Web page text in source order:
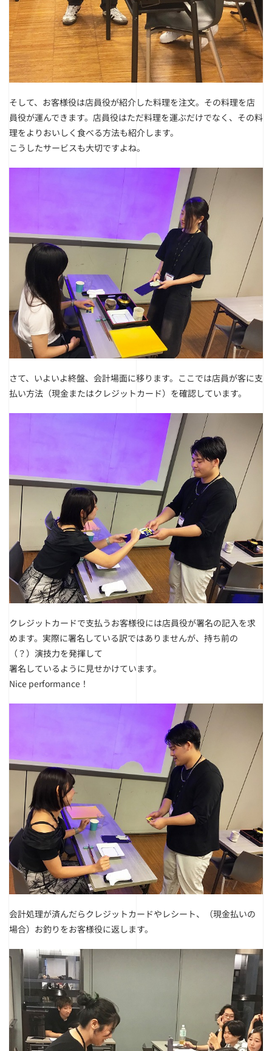
そして、お客様役は店員役が紹介した料理を注文。その料理を店
員役が運んできます。 店員役はただ料理を運ぶだけでなく、その料
理をよりおいしく食べる方法も紹介します。
こうしたサービスも大切ですよね。
さて、いよいよ終盤、会計場面に移ります。 ここでは店員が客に支
払い方法（現金またはクレジットカード）を確認しています。
クレジットカードで支払うお客様役には店員役が署名の記入を求
めます。 実際に署名している訳ではありませんが、持ち前の
（？）演技力を発揮して
署名しているように見せかけています。
Nice performance！
会計処理が済んだらクレジットカードやレシート、（現金払いの
場合）お釣りをお客様役に返します。